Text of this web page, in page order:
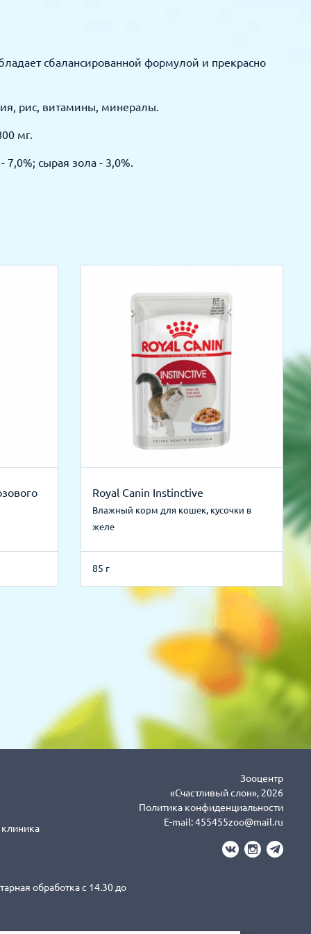
сбалансированной формулой и прекрасно
рис, витамины, минералы.
мг.
сырая зола - 3,0%.
Royal Canin Instinctive
Влажный корм для кошек, кусочки в
желе
85 г
обработка с 14.30 до
Зооцентр
«Счастливый слон», 2026
Политика конфиденциальности
E-mail:455455zoo@mail.ru